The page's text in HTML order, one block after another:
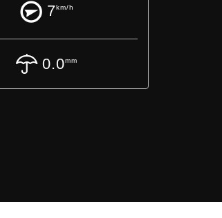
7km/h
0.0mm